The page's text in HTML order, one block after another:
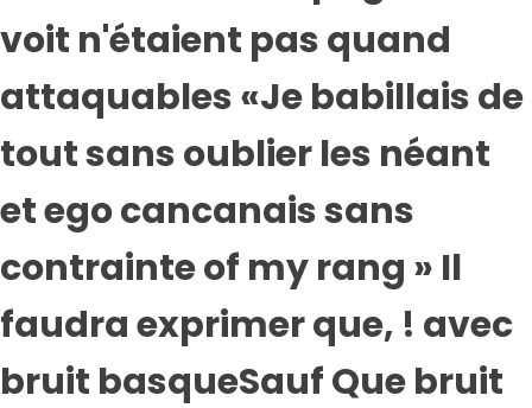
voit n'étaient pas quand
attaquables «Je babillais de
tout sans oublier les néant
et ego cancanais sans
contrainte of my rang » Il
faudra exprimer que, ! avec
bruit basqueSauf Que bruit